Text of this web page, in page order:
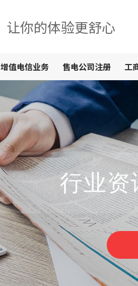
让你的体验更舒心
增值电信业务 售电公司注册 工
行业资